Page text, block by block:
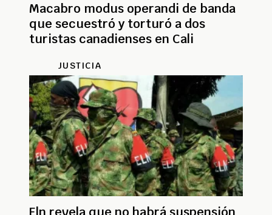
Macabro modus operandi de banda
que secuestró y torturó a dos
turistas canadienses en Cali
JUSTICIA